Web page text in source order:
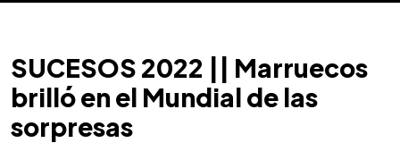
SUCESOS 2022 || Marruecos
brilló en el Mundial de las
sorpresas